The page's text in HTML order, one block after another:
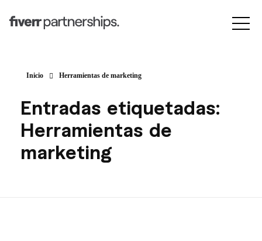
Inicio Herramientas de marketing
Entradas etiquetadas:
Herramientas de
marketing